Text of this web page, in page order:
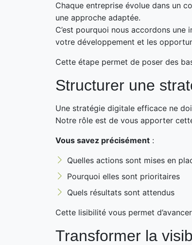
Chaque entreprise évolue dans un
une approche adaptée.
C’est pourquoi nous accordons
votre développement et les
Cette étape permet de poser des
Structurer une
Une stratégie digitale efficace ne
Notre rôle est de vous apporter
Vous savez précisément :
Quelles actions sont mises en
Pourquoi elles sont prioritaires
Quels résultats sont attendus
Cette lisibilité vous permet
Transformer la